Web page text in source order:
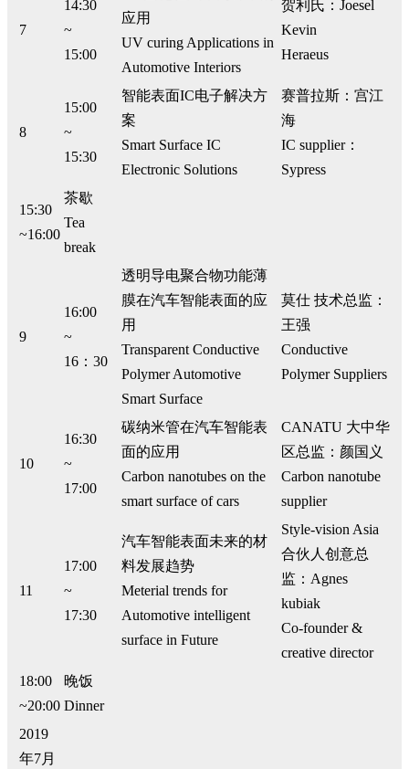
7
14:30
~
15:00
应用
UV curing Applications in
Automotive Interiors
贺利氏：Joesel
Kevin
Heraeus
8
15:00
~
15:30
智能表面IC电子解决方
案
Smart Surface IC
Electronic Solutions
赛普拉斯：宫江
海
IC supplier：
Sypress
15:30
~16:00
茶歇
Tea
break
9
16:00
~
16：30
透明导电聚合物功能薄
膜在汽车智能表面的应
用
Transparent Conductive
Polymer Automotive
Smart Surface
莫仕 技术总监：
王强
Conductive
Polymer Suppliers
10
16:30
~
17:00
碳纳米管在汽车智能表
面的应用
Carbon nanotubes on the
smart surface of cars
CANATU 大中华
区总监：颜国义
Carbon nanotube
supplier
11
17:00
~
17:30
汽车智能表面未来的材
料发展趋势
Meterial trends for
Automotive intelligent
surface in Future
Style-vision Asia
合伙人创意总
监：Agnes
kubiak
Co-founder &
creative director
18:00
~20:00
晚饭
Dinner
2019
年7月